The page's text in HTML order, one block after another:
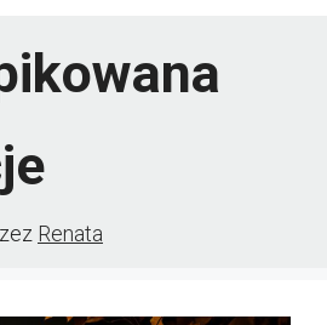
Renata